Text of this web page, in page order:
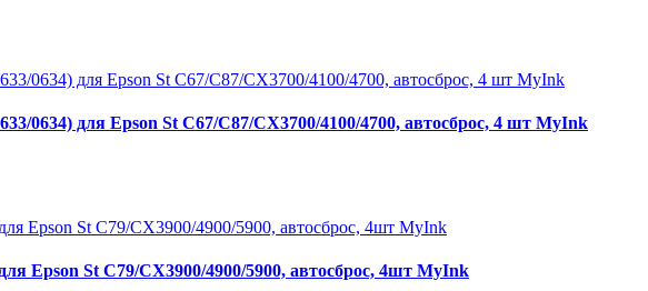
для Epson St C67/C87/CX3700/4100/4700, автосброс, 4 шт MyInk
St C79/CX3900/4900/5900, автосброс, 4шт MyInk